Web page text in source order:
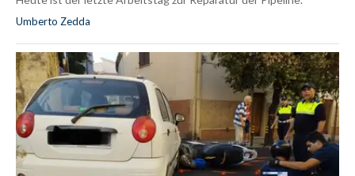
Umberto Zedda